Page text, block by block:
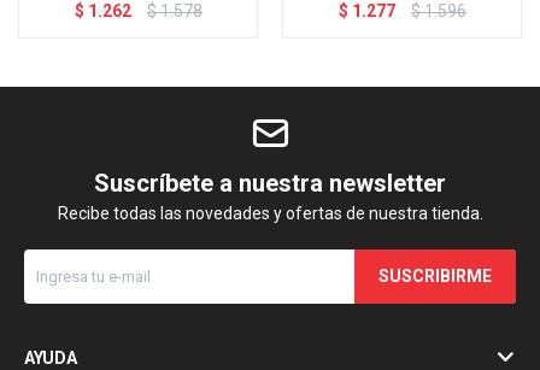
$ 1.262 $1.578 $ 1.277 $1.596
Suscríbete a nuestra newsletter
Recibe todas las novedades y ofertas de nuestra tienda.
SUSCRIBIRME
AYUDA